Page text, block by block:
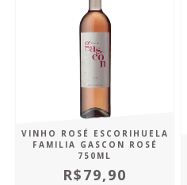
VINHO ROSÉ ESCORIHUELA
FAMILIA GASCON ROSÉ
750ML
R$79,90